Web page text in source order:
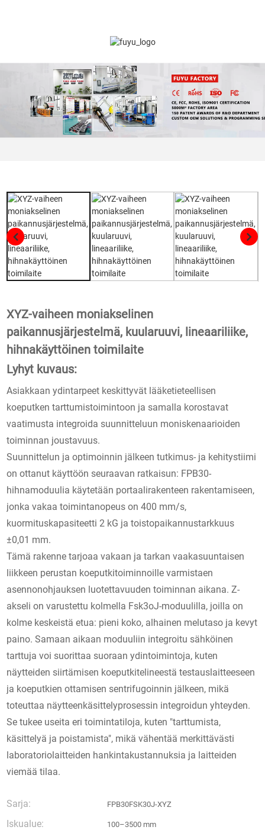
XYZ-vaiheen moniakselinen
paikannusjärjestelmä, kuularuuvi, lineaariliike,
hihnakäyttöinen toimilaite
Lyhyt kuvaus:
Asiakkaan ydintarpeet keskittyvät lääketieteellisen
koeputken tarttumistoimintoon ja samalla korostavat
vaatimusta integroida suunnitteluun moniskenaarioiden
toiminnan joustavuus.
Suunnittelun ja optimoinnin jälkeen tutkimus- ja kehitystiimi
on ottanut käyttöön seuraavan ratkaisun: FPB30-
hihnamoduulia käytetään portaalirakenteen rakentamiseen,
jonka vakaa toimintanopeus on 400 mm/s,
kuormituskapasiteetti 2 kG ja toistopaikannustarkkuus
±0,01 mm.
Tämä rakenne tarjoaa vakaan ja tarkan vaakasuuntaisen
liikkeen perustan koeputkitoiminnoille varmistaen
asennonohjauksen luotettavuuden toiminnan aikana. Z-
akseli on varustettu kolmella Fsk3oJ-moduulilla, joilla on
kolme keskeistä etua: pieni koko, alhainen melutaso ja kevyt
paino. Samaan aikaan moduuliin integroitu sähköinen
tarttuja voi suorittaa suoraan ydintoimintoja, kuten
näytteiden siirtämisen koeputkitelineestä testauslaitteeseen
ja koeputkien ottamisen sentrifugoinnin jälkeen, mikä
toteuttaa näytteenkäsittelyprosessin integroidun yhteyden.
Se tukee useita eri toimintatiloja, kuten "tarttumista,
käsittelyä ja poistamista", mikä vähentää merkittävästi
laboratoriolaitteiden hankintakustannuksia ja laitteiden
viemää tilaa.
Sarja: FPB30FSK30J-XYZ
Iskualue: 100–3500 mm